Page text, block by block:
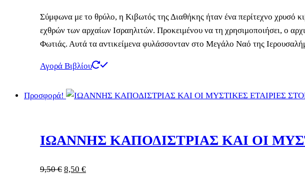
was:
14,80 €.
τιμή
είναι:
12,58 €.
Σύμφωνα με το θρύλο, η Κιβωτός της Διαθήκης ήταν ένα περίτεχνο χρυσό
εχθρών των αρχαίων Ισραηλιτών. Προκειμένου να τη χρησιμοποιήσει, ο
Φωτιάς. Αυτά τα αντικείμενα φυλάσσονταν στο Μεγάλο Ναό της
Αγορά Βιβλίου
Προσφορά!
IΩΑΝΝΗΣ ΚΑΠΟΔΙΣΤΡΙΑΣ ΚΑΙ ΟΙ
9,50€ Original
8,50 €Η